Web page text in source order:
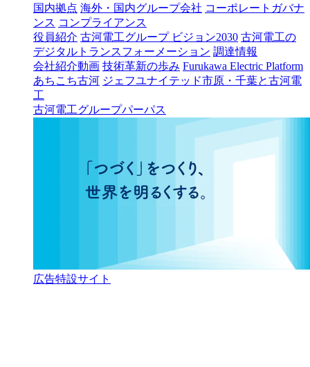
国内拠点 海外・国内グループ会社 コーポレートガバナ
ンス コンプライアンス
役員紹介 古河電工グループ ビジョン2030 古河電工の
デジタルトランスフォーメーション 調達情報
会社紹介動画 技術革新の歩み Furukawa Electric Platform
あちこち古河 ジェフユナイテッド市原・千葉と古河電
工
古河電工グループパーパス
広告特設サイト